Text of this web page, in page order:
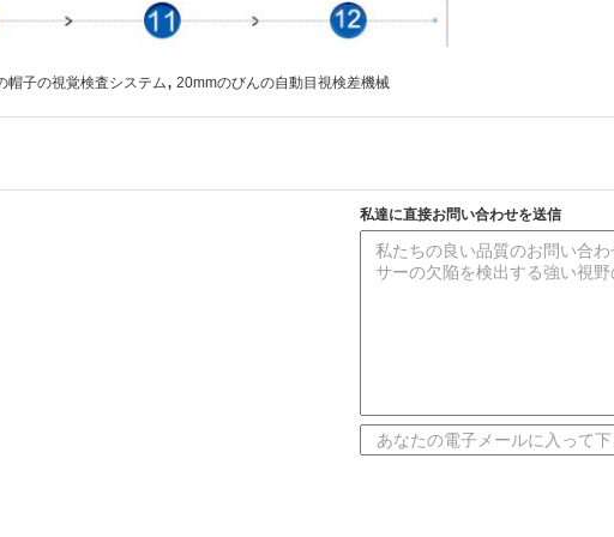
帽子の視覚検査システム, 20mmのびんの自動目視検差機械
私達に直接お問い合わせを送信